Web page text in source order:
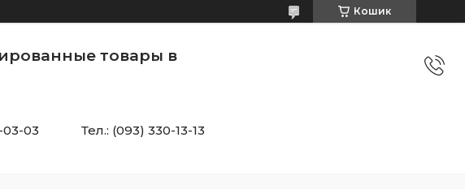
Кошик
товары в
03-03 Тел.: (093) 330-13-13